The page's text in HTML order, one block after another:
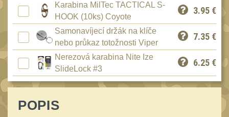
Karabiny a přezky75
Kroužky, šňůrky,
koncovky25
Nášivky 105
Samonavíjecí držáky1
Nepromokavý potahy a
Karabina MilTec TACTICAL S-
HOOK (10ks) Coyote
3.95 €
Samonavíjecí držák na klíče
nebo průkaz totožnosti Viper
7.35 €
Nerezová karabina Nite Ize
SlideLock #3
6.25 €
POPIS